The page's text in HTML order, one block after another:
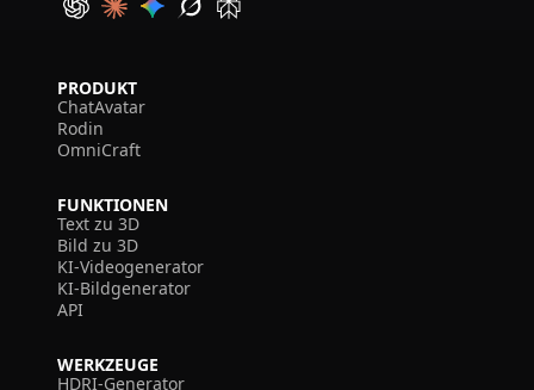
PRODUKT
ChatAvatar
Rodin
OmniCraft
FUNKTIONEN
Text zu 3D
Bild zu 3D
KI-Videogenerator
KI-Bildgenerator
API
WERKZEUGE
HDRI-Generator